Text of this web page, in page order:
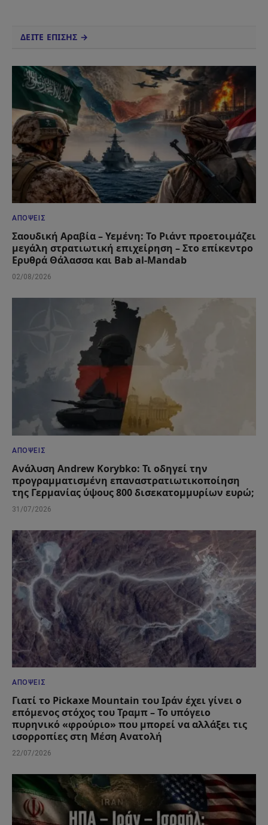
ΔΕΙΤΕ ΕΠΙΣΗΣ →
ΑΠΌΨΕΙΣ
Σαουδική Αραβία – Υεμένη: Το Ριάντ προετοιμάζει
μεγάλη στρατιωτική επιχείρηση – Στο επίκεντρο
Ερυθρά Θάλασσα και Bab al-Mandab
02/08/2026
ΑΠΌΨΕΙΣ
Ανάλυση Andrew Korybko: Τι οδηγεί την
προγραμματισμένη επαναστρατιωτικοποίηση
της Γερμανίας ύψους 800 δισεκατομμυρίων ευρώ;
31/07/2026
ΑΠΌΨΕΙΣ
Γιατί το Pickaxe Mountain του Ιράν έχει γίνει ο
επόμενος στόχος του Τραμπ – Το υπόγειο
πυρηνικό «φρούριο» που μπορεί να αλλάξει τις
ισορροπίες στη Μέση Ανατολή
22/07/2026